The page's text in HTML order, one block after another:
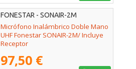
FONESTAR - SONAIR-2M
Micrófono Inalámbrico Doble Mano
UHF Fonestar SONAIR-2M/ Incluye
Receptor
97,50 €